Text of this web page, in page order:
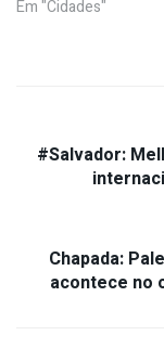
Em "Cidades"
#Salvador:
Chapada:
acontece no